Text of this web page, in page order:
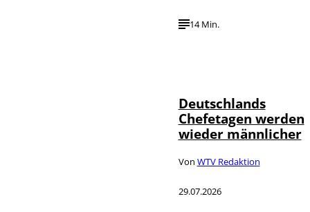
14 Min.
Deutschlands
Chefetagen werden
wieder männlicher
Von WTV Redaktion
29.07.2026